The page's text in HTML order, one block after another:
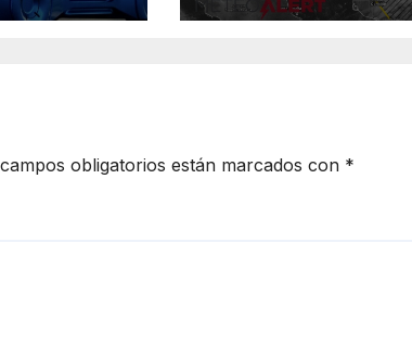
noche; norte de
obligatorios están marcados con *